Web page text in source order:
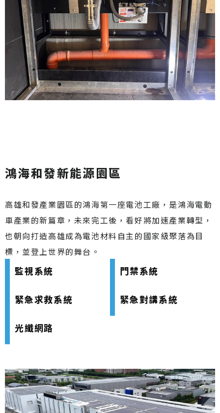
鴻海和發新能源園區
高雄和發產業園區的鴻海第一座電池工廠，是鴻海電動
車產業的新篇章，未來完工後，看好將加速產業轉型，
也朝向打造高雄成為電池材料自主的國家級聚落為目
標，並登上世界的舞台。
監視系統 門禁系統
緊急求救系統 緊急對講系統
光纖網路